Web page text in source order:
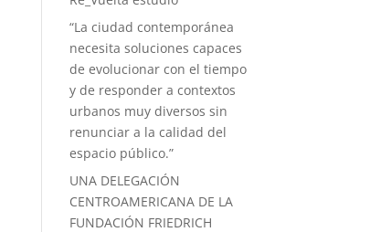
“La ciudad contemporánea
necesita soluciones capaces
de evolucionar con el tiempo
y de responder a contextos
urbanos muy diversos sin
renunciar a la calidad del
espacio público.”
UNA DELEGACIÓN
CENTROAMERICANA DE LA
FUNDACIÓN FRIEDRICH